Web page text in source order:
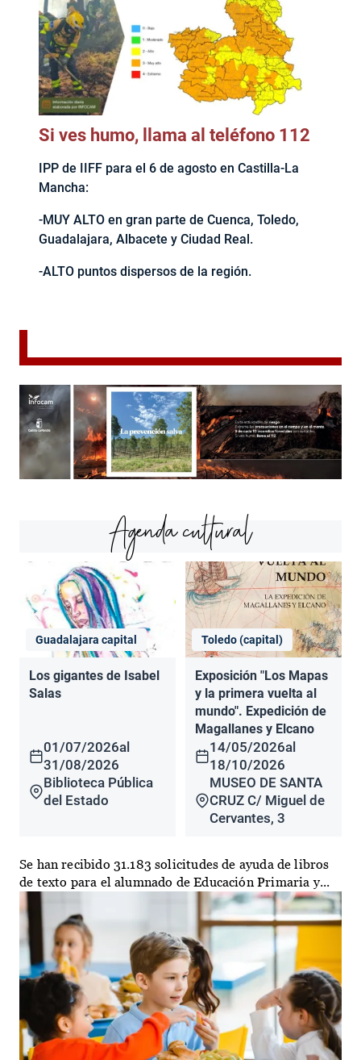
Si ves humo, llama al teléfono 112
IPP de IIFF para el 6 de agosto en Castilla-La
Mancha:
-MUY ALTO en gran parte de Cuenca, Toledo,
Guadalajara, Albacete y Ciudad Real.
-ALTO puntos dispersos de la región.
Agenda cultural
Guadalajara capital
Los gigantes de Isabel
Salas
01/07/2026al
31/08/2026
Biblioteca Pública
del Estado
Toledo (capital)
Exposición "Los Mapas
y la primera vuelta al
mundo". Expedición de
Magallanes y Elcano
14/05/2026al
18/10/2026
MUSEO DE SANTA
CRUZ C/ Miguel de
Cervantes, 3
Se han recibido 31.183 solicitudes de ayuda de libros
de texto para el alumnado de Educación Primaria y...